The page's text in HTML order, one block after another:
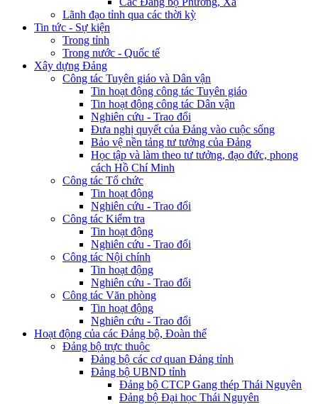
Lãnh đạo tỉnh qua các thời kỳ
Tin tức - Sự kiện
Trong tỉnh
Trong nước - Quốc tế
Xây dựng Đảng
Công tác Tuyên giáo và Dân vận
Tin hoạt động công tác Tuyên giáo
Tin hoạt động công tác Dân vận
Nghiên cứu - Trao đổi
Đưa nghị quyết của Đảng vào cuộc sống
Bảo vệ nền tảng tư tưởng của Đảng
Học tập và làm theo tư tưởng, đạo đức, phong
cách Hồ Chí Minh
Công tác Tổ chức
Tin hoạt động
Nghiên cứu - Trao đổi
Công tác Kiểm tra
Tin hoạt động
Nghiên cứu - Trao đổi
Công tác Nội chính
Tin hoạt động
Nghiên cứu - Trao đổi
Công tác Văn phòng
Tin hoạt động
Nghiên cứu - Trao đổi
Hoạt động của các Đảng bộ, Đoàn thể
Đảng bộ trực thuộc
Đảng bộ các cơ quan Đảng tỉnh
Đảng bộ UBND tỉnh
Đảng bộ CTCP Gang thép Thái Nguyên
Đảng bộ Đại học Thái Nguyên